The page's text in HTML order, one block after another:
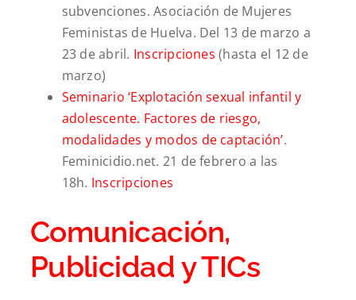
subvenciones. Asociación de Mujeres
Feministas de Huelva. Del 13 de marzo a
23 de abril. Inscripciones (hasta el 12 de
marzo)
Seminario ‘Explotación sexual infantil y
adolescente. Factores de riesgo,
modalidades y modos de captación’.
Feminicidio.net. 21 de febrero a las
18h. Inscripciones
Comunicación,
Publicidad y TICs